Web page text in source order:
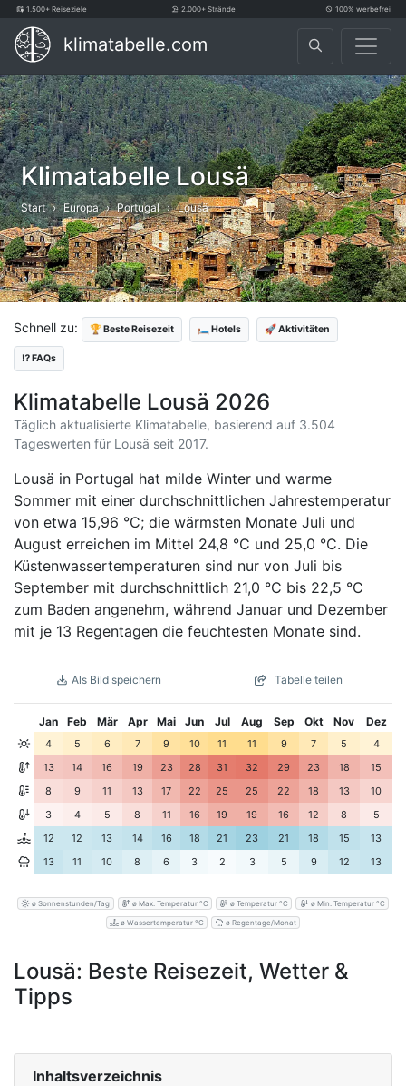
1.500+ Reiseziele 2.000+ Strände 100% werbefrei
klimatabelle.com
Klimatabelle Lousä
Start Europa Portugal Lousä
Schnell zu: 🏆 Beste Reisezeit 🛏️ Hotels 🚀 Aktivitäten
⁉️ FAQs
Klimatabelle Lousä 2026
Täglich aktualisierte Klimatabelle, basierend auf 3.504
Tageswerten für Lousä seit 2017.
Lousä in Portugal hat milde Winter und warme
Sommer mit einer durchschnittlichen Jahrestemperatur
von etwa 15,96 °C; die wärmsten Monate Juli und
August erreichen im Mittel 24,8 °C und 25,0 °C. Die
Küstenwassertemperaturen sind nur von Juli bis
September mit durchschnittlich 21,0 °C bis 22,5 °C
zum Baden angenehm, während Januar und Dezember
mit je 13 Regentagen die feuchtesten Monate sind.
Als Bild speichern Tabelle teilen
Jan Feb Mär Apr Mai Jun Jul Aug Sep Okt Nov Dez
4 5 6 7 9 10 11 11 9 7 5
4
13
14 16 19 23 28 31 32 29 23 18
15
8
9 11 13 17 22 25 25 22 18 13
10
3
4 5 8 11 16 19 19 16 12 8
5
12
12 13 14 16 18 21 23 21 18 15
13
13
11 10 8 6 3 2 3 5 9 12 13
ø Sonnenstunden/Tag ø Max. Temperatur °C ø Temperatur °C ø Min. Temperatur °C
ø Wassertemperatur °C ø Regentage/Monat
Lousä: Beste Reisezeit, Wetter &
Tipps
Inhaltsverzeichnis